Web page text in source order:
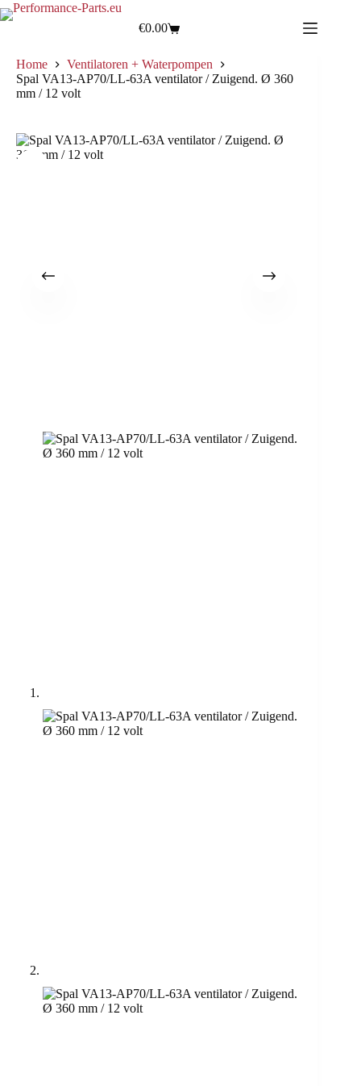
€0.00
Home
Ventilatoren + Waterpompen
Spal VA13-AP70/LL-63A ventilator / Zuigend. Ø 360
mm / 12 volt